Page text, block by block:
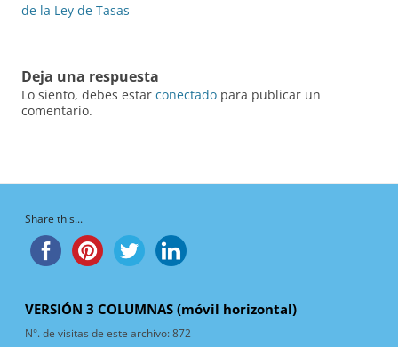
entradas
de la Ley de Tasas
Deja una respuesta
Lo siento, debes estar conectado para publicar un
comentario.
Share this...
VERSIÓN 3 COLUMNAS (móvil horizontal)
N°. de visitas de este archivo:872